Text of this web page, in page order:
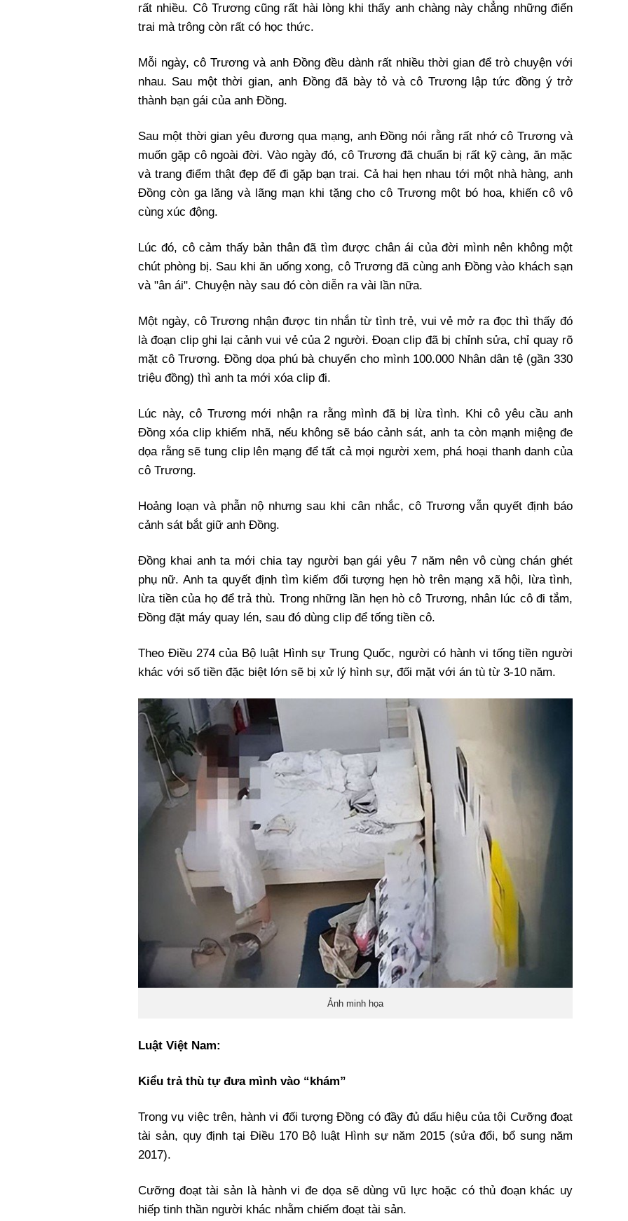
rất nhiều. Cô Trương cũng rất hài lòng khi thấy anh chàng này chẳng những điển
trai mà trông còn rất có học thức.
Mỗi ngày, cô Trương và anh Đồng đều dành rất nhiều thời gian để trò chuyện với
nhau. Sau một thời gian, anh Đồng đã bày tỏ và cô Trương lập tức đồng ý trở
thành bạn gái của anh Đồng.
Sau một thời gian yêu đương qua mạng, anh Đồng nói rằng rất nhớ cô Trương và
muốn gặp cô ngoài đời. Vào ngày đó, cô Trương đã chuẩn bị rất kỹ càng, ăn mặc
và trang điểm thật đẹp để đi gặp bạn trai. Cả hai hẹn nhau tới một nhà hàng, anh
Đồng còn ga lăng và lãng mạn khi tặng cho cô Trương một bó hoa, khiến cô vô
cùng xúc động.
Lúc đó, cô cảm thấy bản thân đã tìm được chân ái của đời mình nên không một
chút phòng bị. Sau khi ăn uống xong, cô Trương đã cùng anh Đồng vào khách sạn
và "ân ái". Chuyện này sau đó còn diễn ra vài lần nữa.
Một ngày, cô Trương nhận được tin nhắn từ tình trẻ, vui vẻ mở ra đọc thì thấy đó
là đoạn clip ghi lại cảnh vui vẻ của 2 người. Đoạn clip đã bị chỉnh sửa, chỉ quay rõ
mặt cô Trương. Đồng dọa phú bà chuyển cho mình 100.000 Nhân dân tệ (gần 330
triệu đồng) thì anh ta mới xóa clip đi.
Lúc này, cô Trương mới nhận ra rằng mình đã bị lừa tình. Khi cô yêu cầu anh
Đồng xóa clip khiếm nhã, nếu không sẽ báo cảnh sát, anh ta còn mạnh miệng đe
dọa rằng sẽ tung clip lên mạng để tất cả mọi người xem, phá hoại thanh danh của
cô Trương.
Hoảng loạn và phẫn nộ nhưng sau khi cân nhắc, cô Trương vẫn quyết định báo
cảnh sát bắt giữ anh Đồng.
Đồng khai anh ta mới chia tay người bạn gái yêu 7 năm nên vô cùng chán ghét
phụ nữ. Anh ta quyết định tìm kiếm đối tượng hẹn hò trên mạng xã hội, lừa tình,
lừa tiền của họ để trả thù. Trong những lần hẹn hò cô Trương, nhân lúc cô đi tắm,
Đồng đặt máy quay lén, sau đó dùng clip để tống tiền cô.
Theo Điều 274 của Bộ luật Hình sự Trung Quốc, người có hành vi tống tiền người
khác với số tiền đặc biệt lớn sẽ bị xử lý hình sự, đối mặt với án tù từ 3-10 năm.
Ảnh minh họa
Luật Việt Nam:
Kiểu trả thù tự đưa mình vào “khám”
Trong vụ việc trên, hành vi đối tượng Đồng có đầy đủ dấu hiệu của tội Cưỡng đoạt
tài sản, quy định tại Điều 170 Bộ luật Hình sự năm 2015 (sửa đổi, bổ sung năm
2017).
Cưỡng đoạt tài sản là hành vi đe dọa sẽ dùng vũ lực hoặc có thủ đoạn khác uy
hiếp tinh thần người khác nhằm chiếm đoạt tài sản.